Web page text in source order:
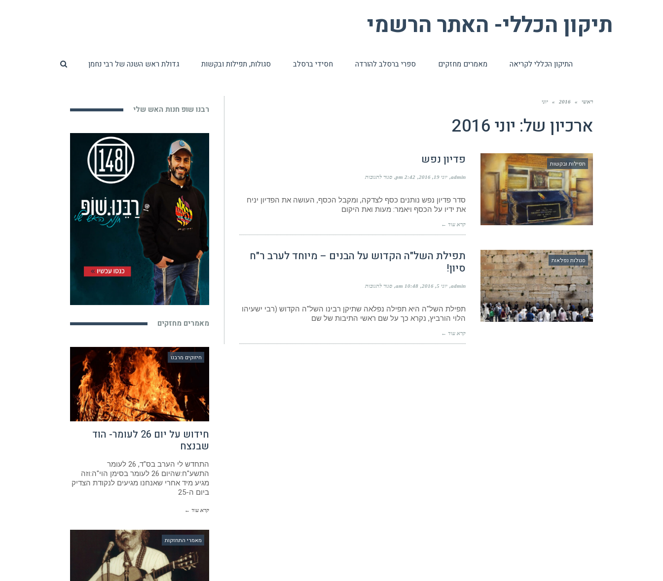
תיקון הכללי- האתר הרשמי
התיקון הכללי לקריאה מאמרים מחזקים ספרי ברסלב להורדה חסידי ברסלב סגולות, תפילות ובקשות גדולת ראש השנה של רבי נחמן
ראשי »
2016
» יוני
ארכיון של: יוני 2016
תפילות ובקשות פדיון נפש
admin יוני 19, 2016 2:42 pm סגור לתגובות
סדר פדיון נפש נותנים כסף לצדקה, ומקבל הכסף, העושה את הפדיון יניח
את ידיו על הכסף ויאמר: מעות ואת היקום
קרא עוד ←
סגולות נפלאות
תפילת השל"ה הקדוש על הבנים – מיוחד לערב ר"ח
סיון!
admin יוני 5, 2016 10:48 am סגור לתגובות
הקדוש
הבנים
לערב
תפילת השל"ה היא תפילה נפלאה שתיקן רבינו השל"ה הקדוש (רבי ישעיהו
הלוי הורביץ, נקרא כך על שם ראשי התיבות של שם
קרא עוד ←
רבנו שופ חנות האש שלי
מאמרים מחזקים
חיזוקים מרבנו
חידוש על יום 26 לעומר- הוד
שבנצח
התחדש לי הערב בס"ד, 26 לעומר
התשע"ח:שהיום 26 לעומר בסימן הוי"ה:וזה
מגיע מיד אחרי שאנחנו מגיעים לנקודת הצדיק
ביום ה-25
קרא עוד ←
מאמרי התחזקות